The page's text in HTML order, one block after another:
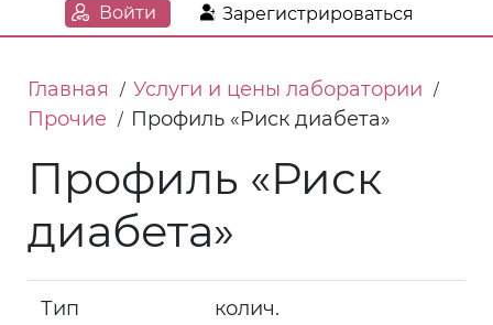
Войти Зарегистрироваться
Главная / Услуги и цены лаборатории /
Прочие / Профиль «Риск диабета»
Профиль «Риск
диабета»
Тип
колич.